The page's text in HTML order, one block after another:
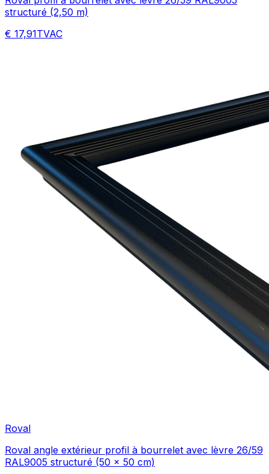
structuré (2,50 m)
€ 17,91TVAC
Roval
Roval angle extérieur profil à bourrelet avec lèvre 26/59
RAL9005 structuré (50 x 50 cm)